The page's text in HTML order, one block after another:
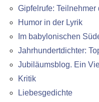
Gipfelrufe:
Humor in der Lyrik
Im babylonischen
Jahrhundertdichter:
Jubiläumsblog. Ein
Kritik
Liebesgedichte